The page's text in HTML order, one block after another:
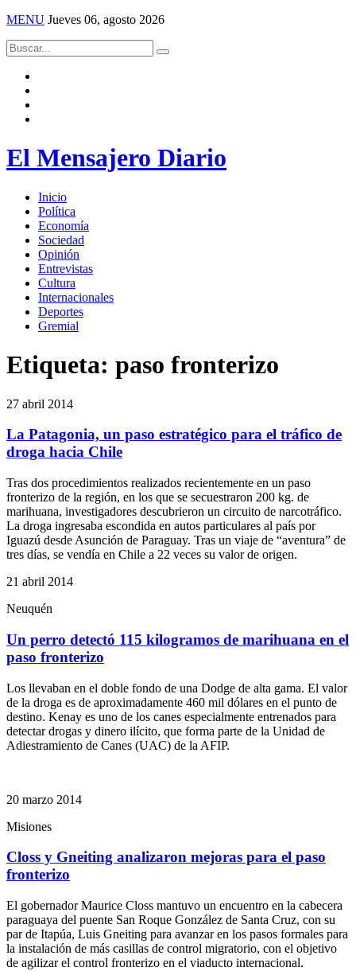
MENU Jueves 06, agosto 2026
El Mensajero Diario
Inicio
Política
Economía
Sociedad
Opinión
Entrevistas
Cultura
Internacionales
Deportes
Gremial
Etiqueta: paso fronterizo
27 abril 2014
La Patagonia, un paso estratégico para el tráfico de
droga hacia Chile
Tras dos procedimientos realizados recientemente en un paso
fronterizo de la región, en los que se secuestraron 200 kg. de
marihuana, investigadores descubrieron un circuito de narcotráfico.
La droga ingresaba escondida en autos particulares al país por
Iguazú desde Asunción de Paraguay. Tras un viaje de “aventura” de
tres días, se vendía en Chile a 22 veces su valor de origen.
21 abril 2014
Neuquén
Un perro detectó 115 kilogramos de marihuana en el
paso fronterizo
Los llevaban en el doble fondo de una Dodge de alta gama. El valor
de la droga es de aproximadamente 460 mil dólares en el punto de
destino. Kenay es uno de los canes especialmente entrenados para
detectar drogas y dinero ilícito, que forma parte de la Unidad de
Adiestramiento de Canes (UAC) de la AFIP.
20 marzo 2014
Misiones
Closs y Gneiting analizaron mejoras para el paso
fronterizo
El gobernador Maurice Closs mantuvo un encuentro en la cabecera
paraguaya del puente San Roque González de Santa Cruz, con su
par de Itapúa, Luis Gneiting para avanzar en los pasos formales para
la instalación de más casillas de control migratorio, con el objetivo
de agilizar el control fronterizo en el viaducto internacional.